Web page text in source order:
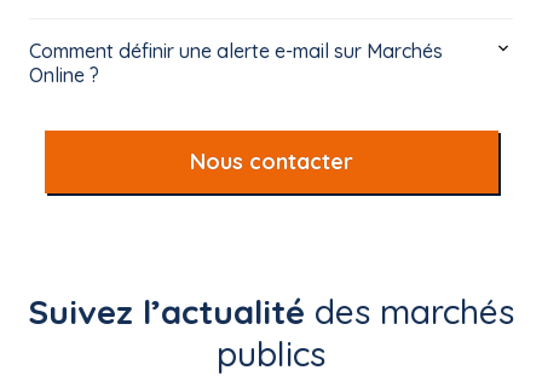
Comment définir une alerte e-mail sur Marchés
Online ?
Nous contacter
Suivez l’actualité des marchés
publics